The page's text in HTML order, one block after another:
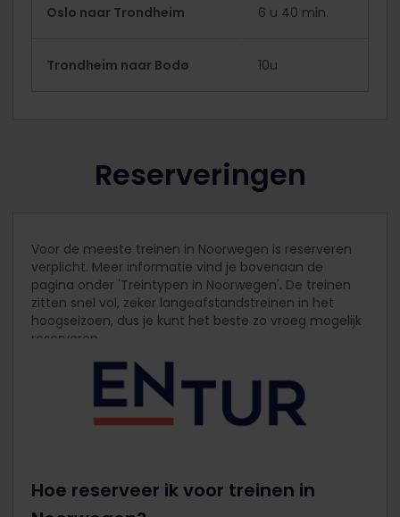
Oslo naar Trondheim 6 u 40 min.
Trondheim naar Bodø 10u
Reserveringen
Voor de meeste treinen in Noorwegen is reserveren
verplicht. Meer informatie vind je bovenaan de
pagina onder 'Treintypen in Noorwegen'. De treinen
zitten snel vol, zeker langeafstandstreinen in het
hoogseizoen, dus je kunt het beste zo vroeg mogelijk
reserveren.
Hoe reserveer ik voor treinen in